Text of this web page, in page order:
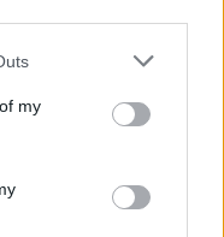
one or more Google
You may click to
third-party tags to
in below Google
my
ρόλους τους οι